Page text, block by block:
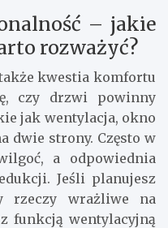
– jakie
rozważyć?
kwestia komfortu
czy drzwi powinny
jak wentylacja, okno
dwie strony. Często w
a odpowiednia
Jeśli planujesz
rzeczy wrażliwe na
funkcją wentylacyjną